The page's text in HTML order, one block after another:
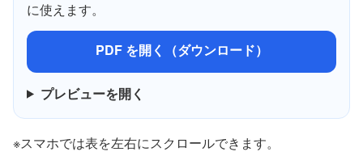
に使えます。
PDF を開く（ダウンロード）
プレビューを開く
※スマホでは表を左右にスクロールできます。